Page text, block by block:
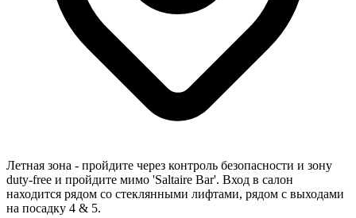
Летная зона - пройдите через контроль безопасности и зону
duty-free и пройдите мимо 'Saltaire Bar'. Вход в салон
находится рядом со стеклянными лифтами, рядом с выходами
на посадку 4 & 5.